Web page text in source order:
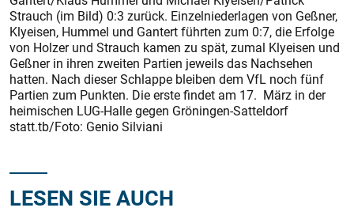
Strauch (im Bild) 0:3 zurück. Einzelniederlagen von Geßner,
Klyeisen, Hummel und Gantert führten zum 0:7, die Erfolge
von Holzer und Strauch kamen zu spät, zumal Klyeisen und
Geßner in ihren zweiten Partien jeweils das Nachsehen
hatten. Nach dieser Schlappe bleiben dem VfL noch fünf
Partien zum Punkten. Die erste findet am 17. März in der
heimischen LUG-Halle gegen Gröningen-Satteldorf
statt.tb/Foto: Genio Silviani
LESEN SIE AUCH